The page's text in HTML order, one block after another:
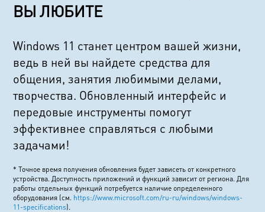
ВЫ ЛЮБИТЕ
Windows 11 станет центром вашей жизни,
ведь в ней вы найдете средства для
общения, занятия любимыми делами,
творчества. Обновленный интерфейс и
передовые инструменты помогут
эффективнее справляться с любыми
задачами!
* Точное время получения обновления будет зависеть от конкретного
устройства. Доступность приложений и функций зависит от региона. Для
работы отдельных функций потребуется наличие определенного
оборудования (см. https://www.microsoft.com/ru-ru/windows/windows-
11-specifications).